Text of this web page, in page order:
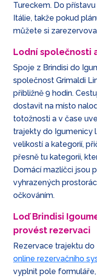
Tureckem. Do
Itálie, takže pokud
můžete si
Lodní společnosti
Spoje z Brindisi do
společnost Grimaldi
přibližně 9 hodin.
dostavit na místo
totožnosti a v čase
trajekty do Igumenicy
velikostí a kategorií,
přesně tu kategorii,
Domácí mazlíčci jsou
vyhrazených
očkováním.
Loď Brindisi
provést rezervaci
Rezervace trajektu
online rezervačního
vyplnit pole